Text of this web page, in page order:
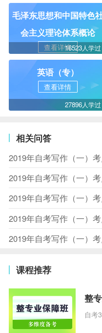
毛泽东思想和中国特色
会主义理论体系概论
查看详情16523人学过
英语（专）
查看详情
27896人学过
相关问答
2019年自考写作（一）
2019年自考写作（一）
2019年自考写作（一）
2019年自考写作（一）
2019年自考写作（一）
课程推荐
整
自考